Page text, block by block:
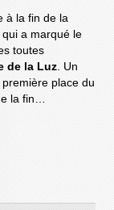
à la fin de la
qui a marqué le
toutes
de la Luz. Un
place du
la fin…